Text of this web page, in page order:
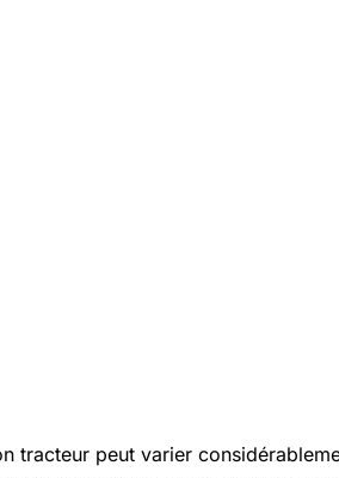
tracteur peut varier